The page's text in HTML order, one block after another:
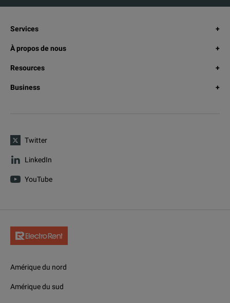
Services
À propos de nous
Resources
Business
Twitter
LinkedIn
YouTube
Amérique du nord
Amérique du sud